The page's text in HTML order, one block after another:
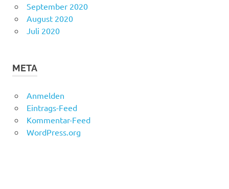
September 2020
August 2020
Juli 2020
META
Anmelden
Eintrags-Feed
Kommentar-Feed
WordPress.org